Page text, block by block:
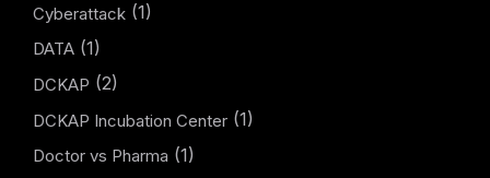
Cyberattack (1)
DATA (1)
DCKAP (2)
DCKAP Incubation Center (1)
Doctor vs Pharma (1)